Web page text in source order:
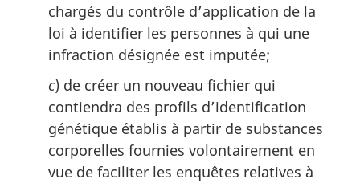
chargés du contrôle d’application de la
loi à identifier les personnes à qui une
infraction désignée est imputée;
c) de créer un nouveau fichier qui
contiendra des profils d’identification
génétique établis à partir de substances
corporelles fournies volontairement en
vue de faciliter les enquêtes relatives à